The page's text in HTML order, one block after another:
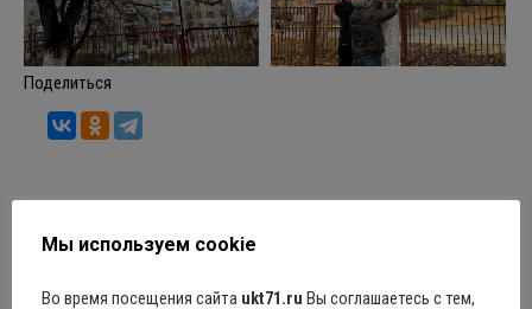
Поделиться
Мы используем cookie
Во время посещения сайта ukt71.ru Вы соглашаетесь с тем,